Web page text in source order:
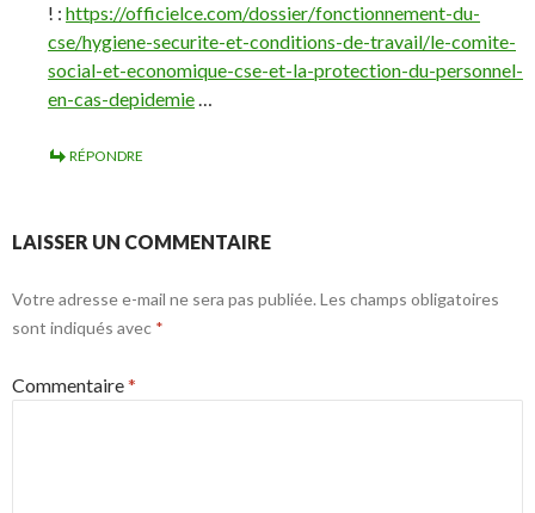
! : https://officielce.com/dossier/fonctionnement-du-
cse/hygiene-securite-et-conditions-de-travail/le-comite-
social-et-economique-cse-et-la-protection-du-personnel-
en-cas-depidemie…
RÉPONDRE
LAISSER UN COMMENTAIRE
Votre adresse e-mail ne sera pas publiée. Les champs obligatoires
sont indiqués avec *
Commentaire*